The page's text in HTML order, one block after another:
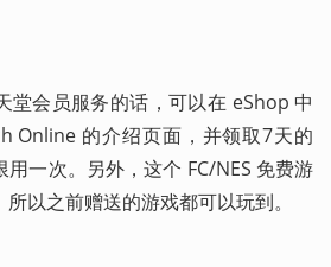
会员服务的话，可以在 eShop 中
Online 的介绍页面，并领取7天的
一次。另外，这个 FC/NES 免费游
以之前赠送的游戏都可以玩到。